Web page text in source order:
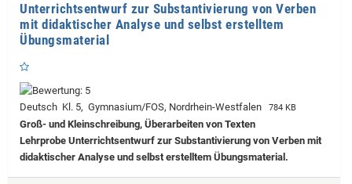
Unterrichtsentwurf zur Substantivierung von Verben
mit didaktischer Analyse und selbst erstelltem
Übungsmaterial
Deutsch Kl. 5, Gymnasium/FOS, Nordrhein-Westfalen 784 KB
Groß- und Kleinschreibung, Überarbeiten von Texten
Lehrprobe Unterrichtsentwurf zur Substantivierung von Verben mit
didaktischer Analyse und selbst erstelltem Übungsmaterial.